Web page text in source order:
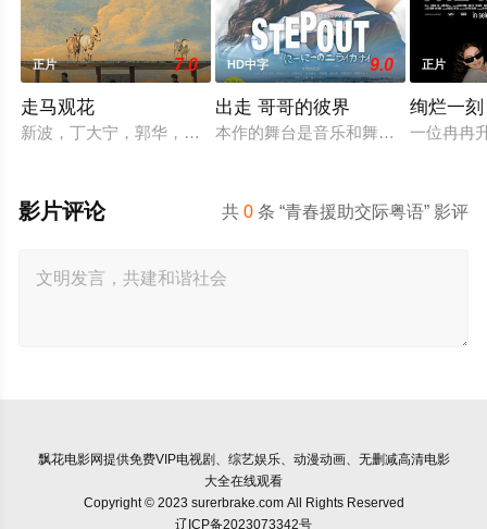
正片 7.0
走马观花
新波，丁大宁，郭华，程一木他们毕业于同一所大学。他们和
HD中字 9.0
出走 哥哥的彼界
本作的舞台是音乐和舞蹈融入生活的
正片
绚烂一刻
一位冉冉
共0 条 “青春援助交际粤语” 影评
影片评论
飘花电影网提供免费VIP电视剧、综艺娱乐、动漫动画、无删减高清电影
大全在线观看
Copyright © 2023 surerbrake.com All Rights Reserved
辽ICP备2023073342号